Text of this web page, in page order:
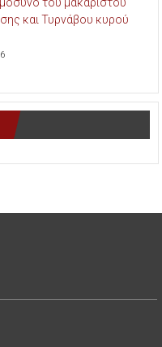
του μακαριστού
και Τυρνάβου κυρού